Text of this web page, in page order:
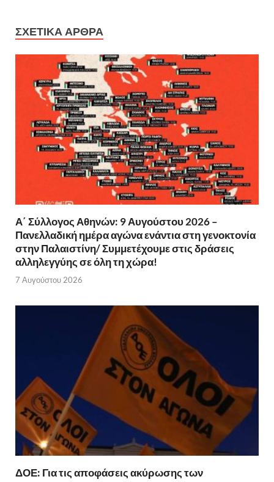
ΣΧΕΤΙΚΆ ΆΡΘΡΑ
Α΄ Σύλλογος Αθηνών: 9 Αυγούστου 2026 –
Πανελλαδική ημέρα αγώνα ενάντια στη γενοκτονία
στην Παλαιστίνη/ Συμμετέχουμε στις δράσεις
αλληλεγγύης σε όλη τη χώρα!
7 Αυγούστου 2026
ΔΟΕ: Για τις αποφάσεις ακύρωσης των